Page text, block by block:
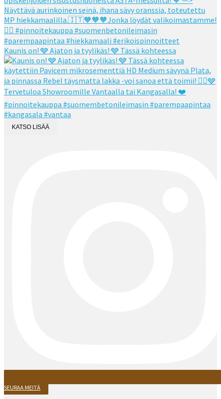
Kaunis on! 🩶 Ajaton ja tyylikäs! 🩶 Tässä kohteessa
KATSO LISÄÄ
SEURAA MEITÄ